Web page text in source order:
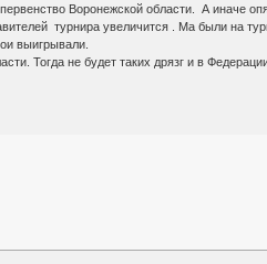
Воронежской области. А иначе
турнира увеличится . Ма были на
выигрывали.
Тогда не будет таких дрязг и в